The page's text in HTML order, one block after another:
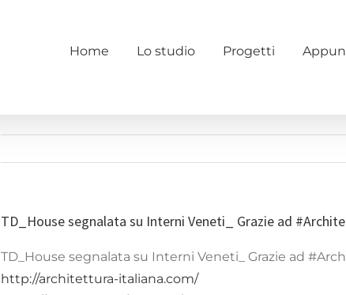
Home Lo studio Progetti
TD_House segnalata su Interni Veneti_ Grazie ad
TD_House segnalata su Interni Veneti_ Grazie ad
http://architettura-italiana.com/